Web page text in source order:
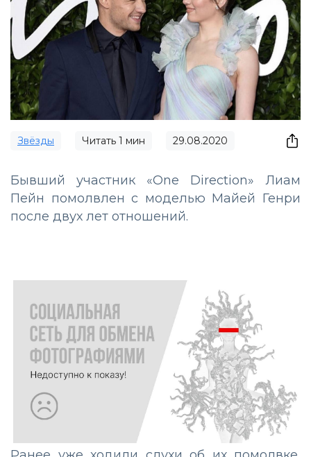
Звёзды Читать 1 мин 29.08.2020
Бывший участник «One Direction» Лиам
Пейн помолвлен с моделью Майей Генри
после двух лет отношений.